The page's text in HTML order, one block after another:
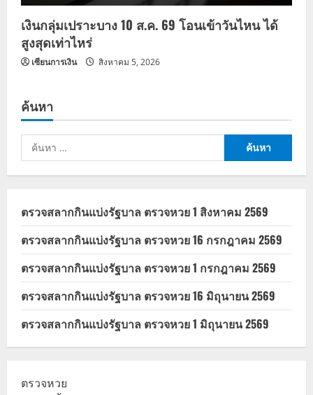
เงินกลุ่มเปราะบาง 10 ส.ค. 69 โอนเข้าวันไหน ได้
สูงสุดเท่าไหร่
เซียนการเงิน สิงหาคม 5, 2026
ค้นหา
ค้นหา
สำหรับ:
ตรวจสลากกินแบ่งรัฐบาล ตรวจหวย 1 สิงหาคม 2569
ตรวจสลากกินแบ่งรัฐบาล ตรวจหวย 16 กรกฎาคม 2569
ตรวจสลากกินแบ่งรัฐบาล ตรวจหวย 1 กรกฎาคม 2569
ตรวจสลากกินแบ่งรัฐบาล ตรวจหวย 16 มิถุนายน 2569
ตรวจสลากกินแบ่งรัฐบาล ตรวจหวย 1 มิถุนายน 2569
ตรวจหวย